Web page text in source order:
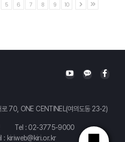
5 6 7 8 9 10
70, ONE CENTINEL(여의도동 23-2)
Tel : 02-3775-9000
: kiriweb@kiri.or.kr